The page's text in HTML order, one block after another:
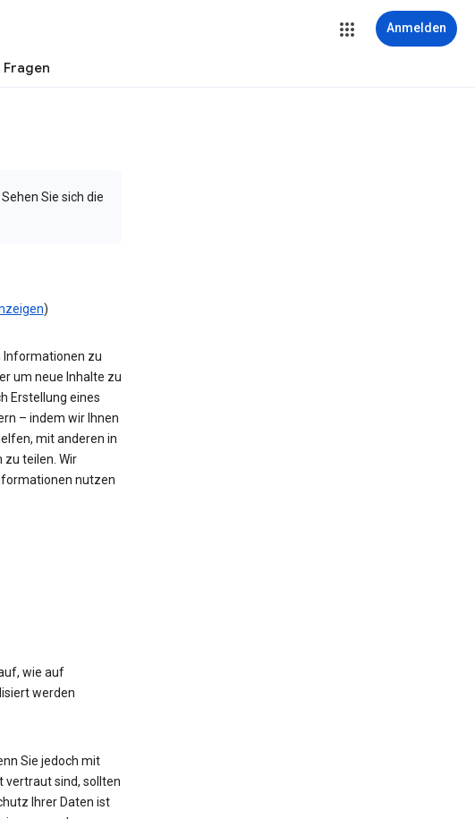
Anmelden
Sie sich die
)
Informationen zu
um neue Inhalte zu
Erstellung eines
– indem wir Ihnen
mit anderen in
teilen. Wir
nutzen
wie auf
werden
Sie jedoch mit
vertraut sind, sollten
Ihrer Daten ist